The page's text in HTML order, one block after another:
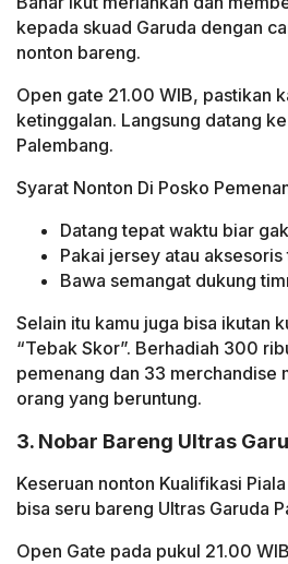
kepada skuad Garuda dengan
nonton bareng.
Open gate 21.00 WIB, pastikan
ketinggalan. Langsung datang
Palembang.
Syarat Nonton Di Posko
Datang tepat waktu biar
Pakai jersey atau
Bawa semangat dukung
Selain itu kamu juga bisa ikutan
“Tebak Skor”. Berhadiah 300
pemenang dan 33 merchandise
orang yang beruntung.
3. Nobar Bareng Ultras
Keseruan nonton Kualifikasi
bisa seru bareng Ultras Garuda
Open Gate pada pukul 21.00